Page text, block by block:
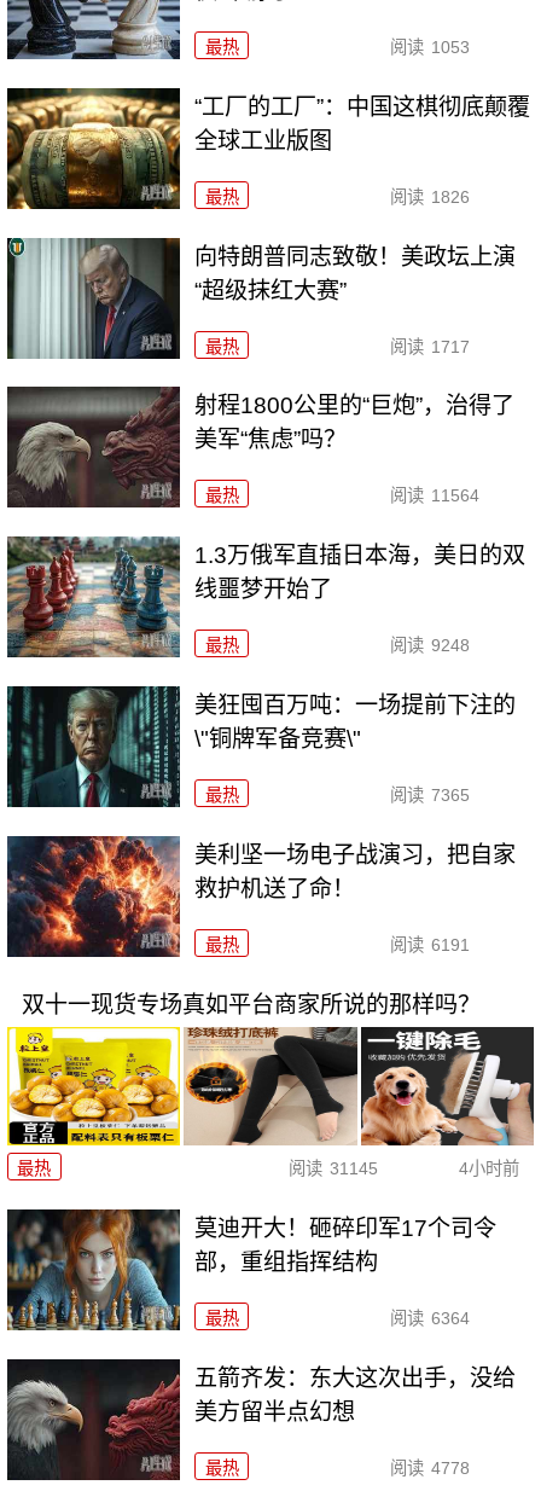
最热 阅读 1053
“工厂的工厂”：中国这棋彻底颠覆
全球工业版图
最热 阅读 1826
向特朗普同志致敬！美政坛上演
“超级抹红大赛”
最热 阅读 1717
射程1800公里的“巨炮”，治得了
美军“焦虑”吗？
最热 阅读 11564
1.3万俄军直插日本海，美日的双
线噩梦开始了
最热 阅读 9248
美狂囤百万吨：一场提前下注的
\"铜牌军备竞赛\"
最热 阅读 7365
美利坚一场电子战演习，把自家
救护机送了命！
最热 阅读 6191
双十一现货专场真如平台商家所说的那样吗？
最热 阅读 31145 4小时前
莫迪开大！砸碎印军17个司令
部，重组指挥结构
最热 阅读 6364
五箭齐发：东大这次出手，没给
美方留半点幻想
最热 阅读 4778